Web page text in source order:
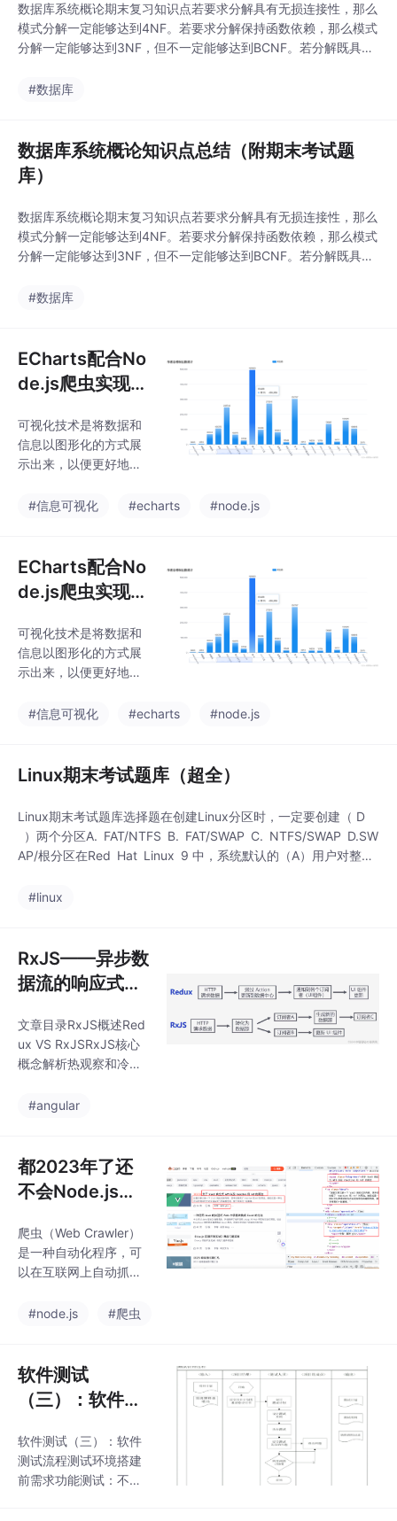
数据库系统概论期末复习知识点若要求分解具有无损连接性，那么
模式分解一定能够达到4NF。若要求分解保持函数依赖，那么模式
分解一定能够达到3NF，但不一定能够达到BCNF。若分解既具有
不一定能够达到BCNF。动态维护日志文件的方法周期性地执行如
#数据库
数据库系统概论知识点总结（附期末考试题
库）
数据库系统概论期末复习知识点若要求分解具有无损连接性，那么
模式分解一定能够达到4NF。若要求分解保持函数依赖，那么模式
分解一定能够达到3NF，但不一定能够达到BCNF。若分解既具有
不一定能够达到BCNF。动态维护日志文件的方法周期性地执行如
#数据库
ECharts配合No
de.js爬虫实现数
可视化技术是将数据和
信息以图形化的方式展
示出来，以便更好地理
通常使用各种图表、图
术有以下几个基本概
念：数据：可视化技术
的基础是数据。数据可
片、视频等形式。数据
可以通过各种方式获
取，如传感器、数据
化工具：可视化工具是
常见的可视化工具有D
#信息可视化 #echarts #node.js
ECharts配合No
de.js爬虫实现数
可视化技术是将数据和
信息以图形化的方式展
示出来，以便更好地理
通常使用各种图表、图
术有以下几个基本概
念：数据：可视化技术
的基础是数据。数据可
以是数字、文本、图
片、视频等形式。数据
可以通过各种方式获
库、网络爬虫等。可视
效果的软件应用程序。
常见的可视化工具有D
#信息可视化 #echarts #node.js
Linux期末考试题库（超全）
Linux期末考试题库选择题在创建Linux分区时，一定要创建（ D
）两个分区A. FAT/NTFS B. FAT/SWAP C. NTFS/SWAP D.SW
AP/根分区在Red Hat Linux 9 中，系统默认的（A）用户对整个
upervistor.当登录Linux时，一个具有唯一进程ID号的
#linux
RxJS——异步数
据流的响应式编
入门）
文章目录RxJS概述Red
ux VS RxJSRxJS核心
概念解析热观察和冷观
RXJS6 的变化RxJS概
riptRxJS 结合了函数式
编程、观察者模式（例
如 DOM EventListene
ES6 Iterater）RxJS 官
方是这样说的: Think of
R
#angular
都2023年了还
不会Node.js爬
爬虫（Web Crawler）
是一种自动化程序，可
以在互联网上自动抓取
的信息。爬虫可以模拟
页、提取数据等。通俗
来说，爬虫就像是一只
蜘蛛，它会沿着网页上
个网站的内容都爬取下
来。这样，我们就可以
从大量的网页中获取到
#node.js #爬虫
软件测试
（三）：软件测
软件测试（三）：软件
测试流程测试环境搭建
前需求功能测试：不需